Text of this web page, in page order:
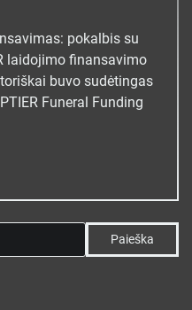
pokalbis su
laidojimo finansavimo
buvo sudėtingas
Funeral Funding
Paieška